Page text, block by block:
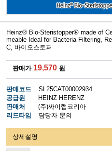
Heinz® Bio-Steristopper® made of
meable Ideal for Bacteria Filtering,
C, 바이오스토퍼
판매가 19,570 원
판매코드
SL25CAT00002934
공급원
HEINZ HERENZ
판매처
(주)싸이랩코리아
리드타임
담당자 문의
상세설명